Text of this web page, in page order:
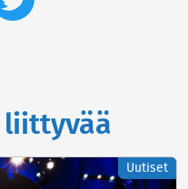
liittyvää
Uutiset